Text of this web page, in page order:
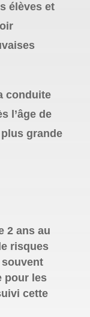
élèves et
conduite
l’âge de
grande
2 ans au
risques
pour les
cette